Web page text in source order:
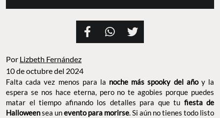
Por Lizbeth Fernández
10 de octubre del 2024
Falta cada vez menos para la noche más spooky del añoy la
espera se nos hace eterna, pero no te agobies porque puedes
matar el tiempo afinando los detalles para que tu fiesta de
Halloweensea unevento para morirse. Si aún no tienes todo listo